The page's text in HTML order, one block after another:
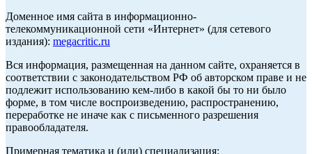
Доменное имя сайта в информационно-
телекоммуникационной сети «Интернет» (для сетевого
издания): megacritic.ru
Вся информация, размещенная на данном сайте, охраняется в
соответствии с законодательством РФ об авторском праве и не
подлежит использованию кем-либо в какой бы то ни было
форме, в том числе воспроизведению, распространению,
переработке не иначе как с письменного разрешения
правообладателя.
Примерная тематика и (или) специализация: